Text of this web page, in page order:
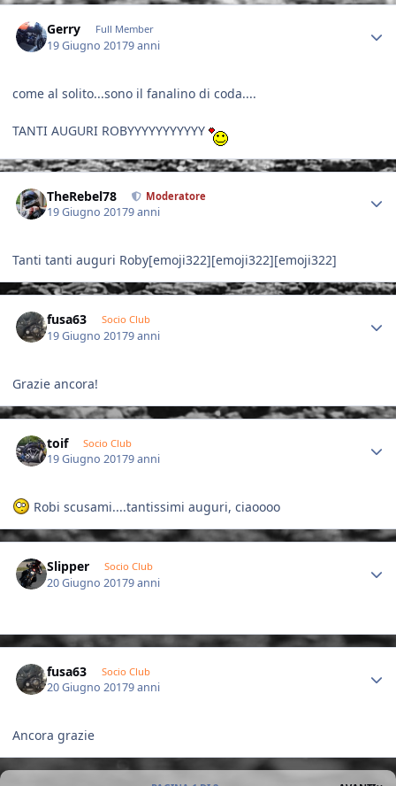
Gerry Full Member
19 Giugno 20179 anni
come al solito...sono il fanalino di coda....
TANTI AUGURI ROBYYYYYYYYYYY
TheRebel78 Moderatore
19 Giugno 20179 anni
Tanti tanti auguri Roby[emoji322][emoji322][emoji322]
fusa63 Socio Club
19 Giugno 20179 anni
Grazie ancora!
toif Socio Club
19 Giugno 20179 anni
Robi scusami....tantissimi auguri, ciaoooo
Slipper Socio Club
20 Giugno 20179 anni
fusa63 Socio Club
20 Giugno 20179 anni
Ancora grazie